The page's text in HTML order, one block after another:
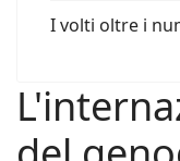
I volti oltre i